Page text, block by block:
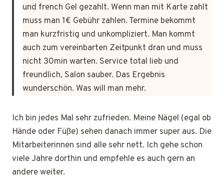
und french Gel gezahlt. Wenn man mit Karte zahlt
muss man 1€ Gebühr zahlen. Termine bekommt
man kurzfristig und unkompliziert. Man kommt
auch zum vereinbarten Zeitpunkt dran und muss
nicht 30min warten. Service total lieb und
freundlich, Salon sauber. Das Ergebnis
wunderschön. Was will man mehr.
Ich bin jedes Mal sehr zufrieden. Meine Nägel (egal ob
Hände oder Füße) sehen danach immer super aus. Die
Mitarbeiterinnen sind alle sehr nett. Ich gehe schon
viele Jahre dorthin und empfehle es auch gern an
andere weiter.